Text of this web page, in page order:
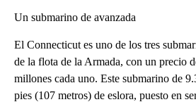
Un submarino de avanzada
El Connecticut es uno de los tres
de la flota de la Armada, con un precio
millones cada uno. Este submarino de
pies (107 metros) de eslora, puesto en